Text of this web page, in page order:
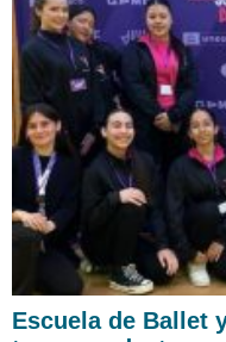
Escuela de Ballet